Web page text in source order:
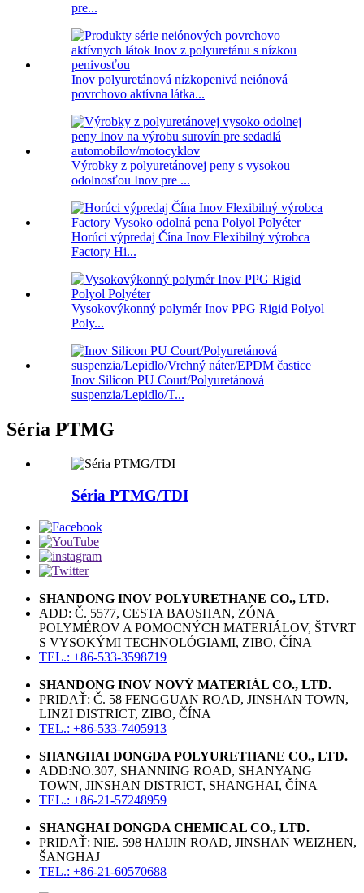
pre...
Inov polyuretánová nízkopenivá neiónová
povrchovo aktívna látka...
Výrobky z polyuretánovej peny s vysokou
odolnosťou Inov pre ...
Horúci výpredaj Čína Inov Flexibilný výrobca
Factory Hi...
Vysokovýkonný polymér Inov PPG Rigid Polyol
Poly...
Inov Silicon PU Court/Polyuretánová
suspenzia/Lepidlo/T...
Séria PTMG
Séria PTMG/TDI
SHANDONG INOV POLYURETHANE CO., LTD.
ADD: Č. 5577, CESTA BAOSHAN, ZÓNA
POLYMÉROV A POMOCNÝCH MATERIÁLOV, ŠTVRT
S VYSOKÝMI TECHNOLÓGIAMI, ZIBO, ČÍNA
TEL.: +86-533-3598719
SHANDONG INOV NOVÝ MATERIÁL CO., LTD.
PRIDAŤ: Č. 58 FENGGUAN ROAD, JINSHAN TOWN,
LINZI DISTRICT, ZIBO, ČÍNA
TEL.: +86-533-7405913
SHANGHAI DONGDA POLYURETHANE CO., LTD.
ADD:NO.307, SHANNING ROAD, SHANYANG
TOWN, JINSHAN DISTRICT, SHANGHAI, ČÍNA
TEL.: +86-21-57248959
SHANGHAI DONGDA CHEMICAL CO., LTD.
PRIDAŤ: NIE. 598 HAIJIN ROAD, JINSHAN WEIZHEN,
ŠANGHAJ
TEL.: +86-21-60570688